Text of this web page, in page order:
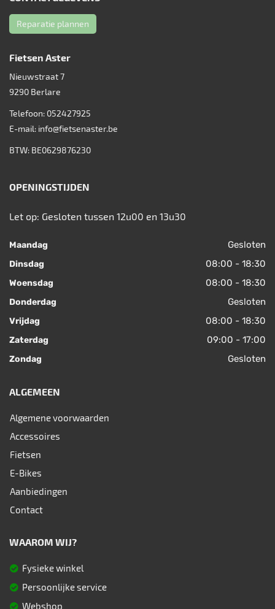
Reparatie plannen
Fietsen Aster
Nieuwstraat 7
9290 Berlare
Telefoon: 052427925
E-mail: info@fietsenaster.be
BTW: BE0629876230
OPENINGSTIJDEN
Let op: Gesloten tussen 12u00 en 13u30
Maandag Gesloten
Dinsdag 08:00 - 18:30
Woensdag 08:00 - 18:30
Donderdag Gesloten
Vrijdag 08:00 - 18:30
Zaterdag 09:00 - 17:00
Zondag Gesloten
ALGEMEEN
Algemene voorwaarden
Accessoires
Fietsen
E-Bikes
Aanbiedingen
Contact
WAAROM WIJ?
Fysieke winkel
Persoonlijke service
Webshop